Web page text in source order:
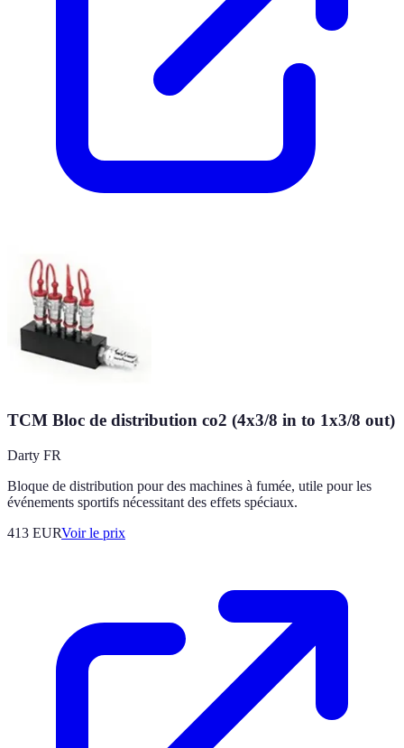
TCM Bloc de distribution co2 (4x3/8 in to 1x3/8 out)
Darty FR
Bloque de distribution pour des machines à fumée, utile pour les
événements sportifs nécessitant des effets spéciaux.
413 EURVoir le prix